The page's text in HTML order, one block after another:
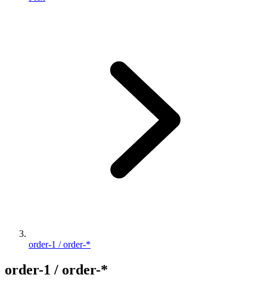
order-1 / order-*
order-1 / order-*